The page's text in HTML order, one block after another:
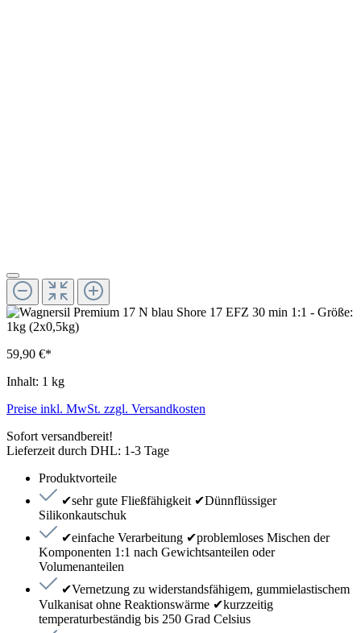
59,90 €*
Inhalt: 1 kg
Preise inkl. MwSt. zzgl. Versandkosten
Sofort versandbereit!
Lieferzeit durch DHL: 1-3 Tage
Produktvorteile
✔sehr gute Fließfähigkeit ✔Dünnflüssiger
Silikonkautschuk
✔einfache Verarbeitung ✔problemloses Mischen der
Komponenten 1:1 nach Gewichtsanteilen oder
Volumenanteilen
✔Vernetzung zu widerstandsfähigem, gummielastischem
Vulkanisat ohne Reaktionswärme ✔kurzzeitig
temperaturbeständig bis 250 Grad Celsius